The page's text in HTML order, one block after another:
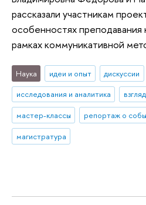
рассказали участникам
особенностях преподавания
рамках коммуникативной
Наука идеи и опыт
дискуссии
исследования и аналитика
мастер-классы
репортаж о
магистратура